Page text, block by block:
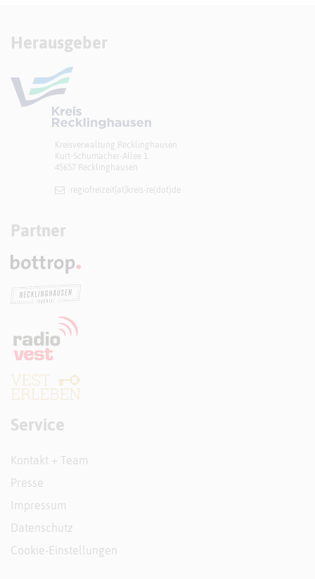
Herausgeber
Kreisverwaltung Recklinghausen
Kurt-Schumacher-Allee 1
45657 Recklinghausen
regiofreizeit[at]​kreis-re(dot)de
Partner
Service
Kontakt + Team
Presse
Impressum
Datenschutz
Cookie-Einstellungen